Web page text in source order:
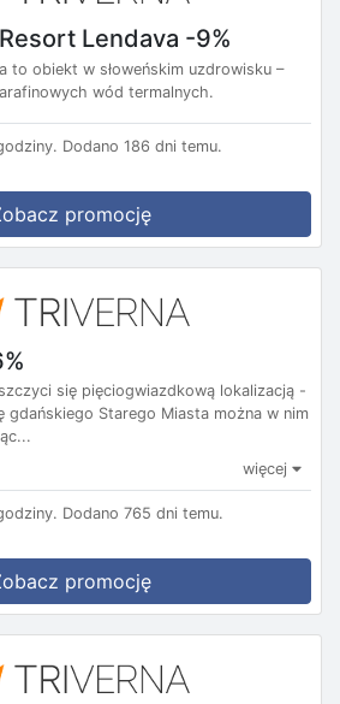
Lendava -9%
to obiekt w słoweńskim uzdrowisku –
wód termalnych.
Dodano 186 dni temu.
promocję
się pięciogwiazdkową lokalizacją -
gdańskiego Starego Miasta można w nim
więcej
Dodano 765 dni temu.
promocję